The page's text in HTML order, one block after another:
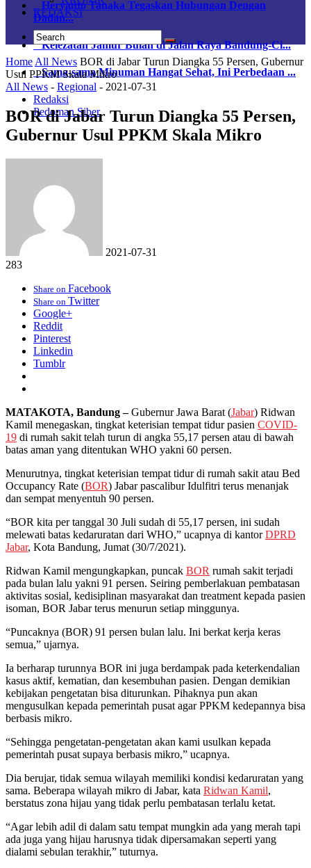
Heryanto Tanaka Tegaskan Hubungan Dengan
Dadan...
Kelezatan Jamur Bulan di Jalan Raya Bandung-Ci...
Sama-sama Minuman Hangat Sehat, Ini Perbedaan ...
Redaksi
Pedoman Siber
REDAKSI
Home All News BOR di Jabar Turun Diangka 55 Persen, Gubernur
Usul PPKM Skala Mikro
All News - Regional - 2021-07-31
BOR di Jabar Turun Diangka 55 Persen,
Gubernur Usul PPKM Skala Mikro
2021-07-31
283
Share on Facebook
Share on Twitter
Google+
Reddit
Pinterest
Linkedin
Tumblr
MATAKOTA, Bandung –Gubernur Jawa Barat (Jabar) Ridwan
Kamil menegaskan, tingkat keterisian tempat tidur pasien COVID-
19 di rumah sakit telah turun di angka 55,17 persen atau di bawah
batas aman yang ditentukan WHO yakni 60 persen.
Menurutnya, tingkat keterisian tempat tidur di rumah sakit atau Bed
Occupancy Rate (BOR) Jabar pascalibur Idulfitri terus menanjak
dan sempat menyentuh 90 persen.
“BOR kita per tanggal 30 Juli sudah di 55,17 persen, ini sudah
melewati batas kedaruratan dari WHO,” ucapnya di kantorDPRD
Jabar, Kota Bandung, Jumat (30/7/2021).
Ridwan Kamil mengungkapkan, puncak BOR rumah sakit terjadi
pada bulan lalu yakni 91 persen. Seiring pemberlakuan pembatasan
aktivitas sosial, kedisiplinan masyarakat dan treatment kepada pasien
isoman, BOR Jabar terus menurun setiap minggunya.
“Puncaknya (BOR) 91 persen bulan lalu. Ini berkat kerja keras
semua,” ujarnya.
Ia berharap turunnya BOR ini juga berdampak pada keterkendalian
kasus aktif, kematian, dan kesembuhan pasien. Dengan demikian
kebijakan pengetatan bisa diturunkan. Pihaknya pun akan
mengusulkan kepada pemerintah pusat agar PPKM kedepannya bisa
berbasis mikro.
“Sehingga pengetatan-pengetatan akan kami usulkan kepada
pemerintah pusat supaya berbasis mikro,” ucapnya.
Dia berujar, tidak semua wilayah memiliki kondisi kedaruratan yang
sama. Beberapa wilayah mikro di Jabar, kata Ridwan Kamil,
berstatus zona hijau yang tidak perlu pembatasan terlalu ketat.
“Agar lebih adil di dalam satu tempat mungkin ada yang merah tapi
ada juga yang hijau harusnya tidak dipersamakan seperti yang
dialami sebulan terakhir,” tuturnya.